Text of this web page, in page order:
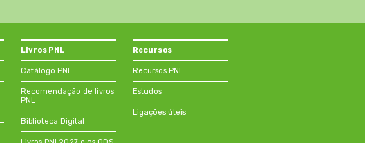
Livros PNL
Catálogo PNL
Recomendação de livros
PNL
Biblioteca Digital
Recursos
Recursos PNL
Estudos
Ligações úteis